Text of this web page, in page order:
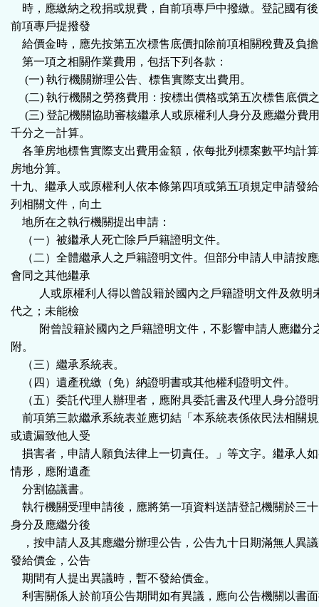
時，應繳納之稅捐或規費，自前項專戶中撥繳。登記國有
前項專戶提撥發
給價金時，應先按第五次標售底價扣除前項相關稅費及負
第一項之相關作業費用，包括下列各款：
(一) 執行機關辦理公告、標售實際支出費用。
(二) 執行機關之勞務費用：按標出價格或第五次標售底價
(三) 登記機關協助審核繼承人或原權利人身分及應繼分費
千分之一計算。
各筆房地標售實際支出費用金額，依每批列標案數平均計
房地分算。
十九、繼承人或原權利人依本條第四項或第五項規定申請發
列相關文件，向土
地所在之執行機關提出申請：
（一）被繼承人死亡除戶戶籍證明文件。
（二）全體繼承人之戶籍證明文件。但部分申請人申請按
會同之其他繼承
人或原權利人得以曾設籍於國內之戶籍證明文件及敘明
代之；未能檢
附曾設籍於國內之戶籍證明文件，不影響申請人應繼分
附。
（三）繼承系統表。
（四）遺產稅繳（免）納證明書或其他權利證明文件。
（五）委託代理人辦理者，應附具委託書及代理人身分證
前項第三款繼承系統表並應切結「本系統表係依民法相關
或遺漏致他人受
損害者，申請人願負法律上一切責任。」等文字。繼承人
情形，應附遺產
分割協議書。
執行機關受理申請後，應將第一項資料送請登記機關於三
身分及應繼分後
，按申請人及其應繼分辦理公告，公告九十日期滿無人異
發給價金，公告
期間有人提出異議時，暫不發給價金。
利害關係人於前項公告期間如有異議，應向公告機關以書